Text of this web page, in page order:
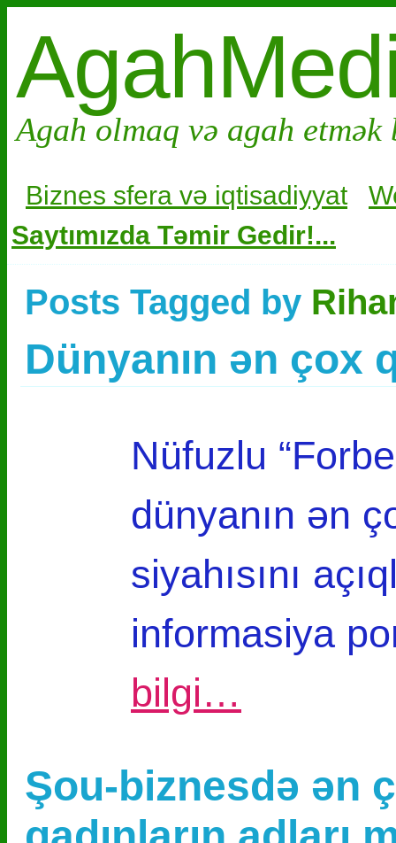
Agah olmaq və agah
Biznes sfera və iqtisadiyyat
Saytımızda Təmir Gedir!...
Posts Tagged by
Dünyanın ən çox
Nüfuzlu
dünyanın ən
siyahısını
informasiya
bilgi…
Şou-biznesdə ən